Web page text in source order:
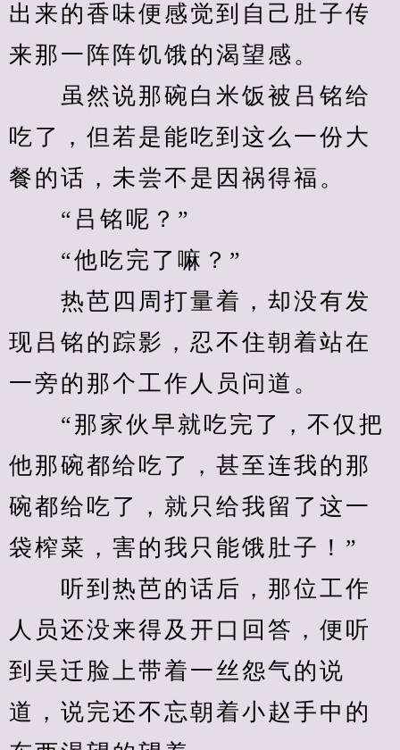
出来的香味便感觉到自己肚子传
来那一阵阵饥饿的渴望感。
虽然说那碗白米饭被吕铭给
吃了，但若是能吃到这么一份大
餐的话，未尝不是因祸得福。
“吕铭呢？”
“他吃完了嘛？”
热芭四周打量着，却没有发
现吕铭的踪影，忍不住朝着站在
一旁的那个工作人员问道。
“那家伙早就吃完了，不仅把
他那碗都给吃了，甚至连我的那
碗都给吃了，就只给我留了这一
袋榨菜，害的我只能饿肚子！”
听到热芭的话后，那位工作
人员还没来得及开口回答，便听
到吴迁脸上带着一丝怨气的说
道，说完还不忘朝着小赵手中的